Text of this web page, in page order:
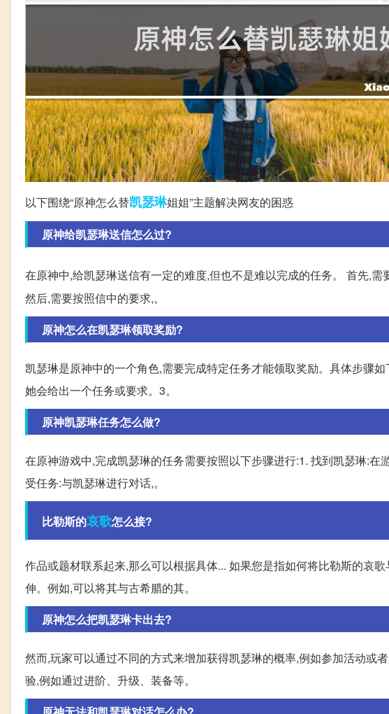
以下围绕“原神怎么替凯瑟琳姐姐”主题解决网友的困惑
原神给凯瑟琳送信怎么过?
在原神中,给凯瑟琳送信有一定的难度,但也不是难以完成的任务。 首先,需
然后,需要按照信中的要求,。
原神怎么在凯瑟琳领取奖励?
凯瑟琳是原神中的一个角色,需要完成特定任务才能领取奖励。具体步骤
她会给出一个任务或要求。3。
原神凯瑟琳任务怎么做?
在原神游戏中,完成凯瑟琳的任务需要按照以下步骤进行:1. 找到凯瑟琳:
受任务:与凯瑟琳进行对话,。
比勒斯的哀歌怎么接?
作品或题材联系起来,那么可以根据具体... 如果您是指如何将比勒斯的哀
伸。例如,可以将其与古希腊的其。
原神怎么把凯瑟琳卡出去?
然而,玩家可以通过不同的方式来增加获得凯瑟琳的概率,例如参加活动或
验,例如通过进阶、升级、装备等。